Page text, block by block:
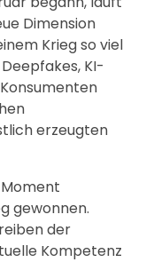
Dimension
Krieg so viel
KI-
erzeugten
gewonnen.
der
Kompetenz